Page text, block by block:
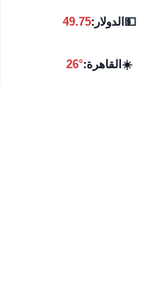
💵الدولار:49.75
☀️القاهرة:26°